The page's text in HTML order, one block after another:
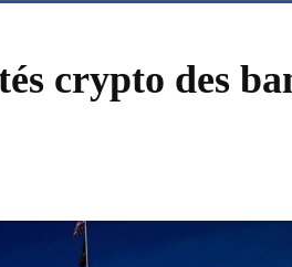
crypto des